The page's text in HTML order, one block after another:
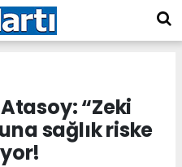
“Zeki
sağlık riske